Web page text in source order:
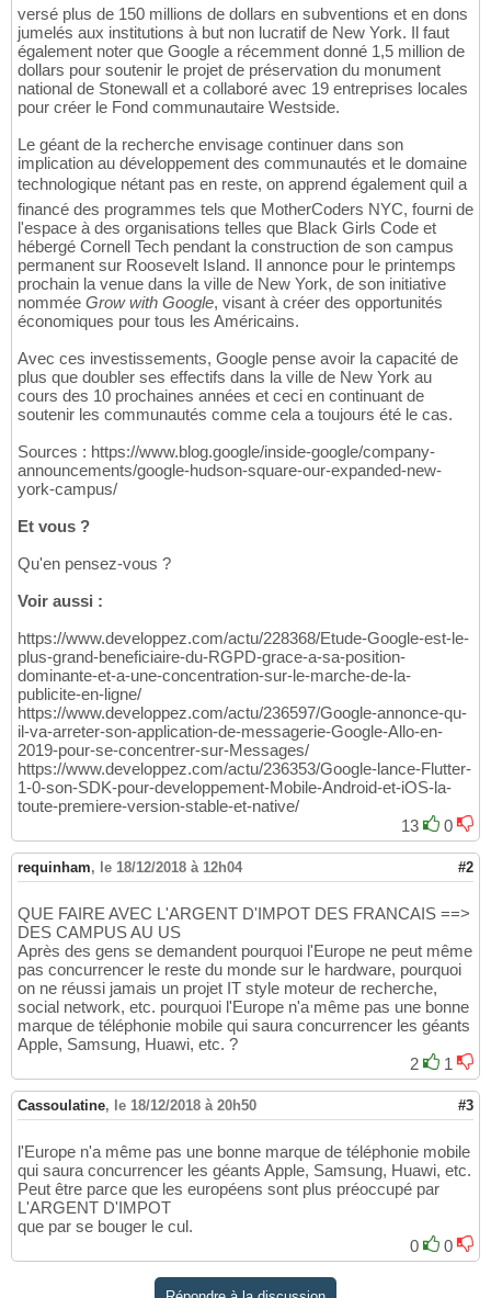
versé plus de 150 millions de dollars en subventions et en dons
jumelés aux institutions à but non lucratif de New York. Il faut
également noter que Google a récemment donné 1,5 million de
dollars pour soutenir le projet de préservation du monument
national de Stonewall et a collaboré avec 19 entreprises locales
pour créer le Fond communautaire Westside.
Le géant de la recherche envisage continuer dans son
implication au développement des communautés et le domaine
technologique nétant pas en reste, on apprend également quil a
financé des programmes tels que MotherCoders NYC, fourni de
l'espace à des organisations telles que Black Girls Code et
hébergé Cornell Tech pendant la construction de son campus
permanent sur Roosevelt Island. Il annonce pour le printemps
prochain la venue dans la ville de New York, de son initiative
nommée Grow with Google, visant à créer des opportunités
économiques pour tous les Américains.
Avec ces investissements, Google pense avoir la capacité de
plus que doubler ses effectifs dans la ville de New York au
cours des 10 prochaines années et ceci en continuant de
soutenir les communautés comme cela a toujours été le cas.
Sources : https://www.blog.google/inside-google/company-
announcements/google-hudson-square-our-expanded-new-
york-campus/
Et vous ?
Qu'en pensez-vous ?
Voir aussi :
https://www.developpez.com/actu/228368/Etude-Google-est-le-
plus-grand-beneficiaire-du-RGPD-grace-a-sa-position-
dominante-et-a-une-concentration-sur-le-marche-de-la-
publicite-en-ligne/
https://www.developpez.com/actu/236597/Google-annonce-qu-
il-va-arreter-son-application-de-messagerie-Google-Allo-en-
2019-pour-se-concentrer-sur-Messages/
https://www.developpez.com/actu/236353/Google-lance-Flutter-
1-0-son-SDK-pour-developpement-Mobile-Android-et-iOS-la-
toute-premiere-version-stable-et-native/
13
0
requinham, le 18/12/2018 à 12h04 #2
QUE FAIRE AVEC L'ARGENT D'IMPOT DES FRANCAIS ==>
DES CAMPUS AU US
Après des gens se demandent pourquoi l'Europe ne peut même
pas concurrencer le reste du monde sur le hardware, pourquoi
on ne réussi jamais un projet IT style moteur de recherche,
social network, etc. pourquoi l'Europe n'a même pas une bonne
marque de téléphonie mobile qui saura concurrencer les géants
Apple, Samsung, Huawi, etc. ?
2
1
Cassoulatine, le 18/12/2018 à 20h50 #3
l'Europe n'a même pas une bonne marque de téléphonie mobile
qui saura concurrencer les géants Apple, Samsung, Huawi, etc.
Peut être parce que les européens sont plus préoccupé par
L'ARGENT D'IMPOT
que par se bouger le cul.
0
0